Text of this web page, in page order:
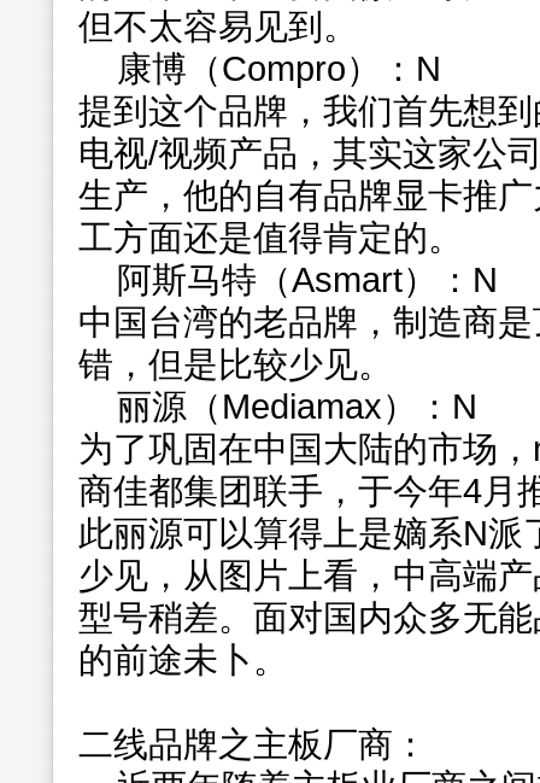
但不太容易见到。
康博（Compro）：N
提到这个品牌，我们首先想到
电视/视频产品，其实这家公
生产，他的自有品牌显卡推
工方面还是值得肯定的。
阿斯马特（Asmart）：N
中国台湾的老品牌，制造商
错，但是比较少见。
丽源（Mediamax）：N
为了巩固在中国大陆的市场
商佳都集团联手，于今年4月
此丽源可以算得上是嫡系N派
少见，从图片上看，中高端
型号稍差。面对国内众多无
的前途未卜。
二线品牌之主板厂商：